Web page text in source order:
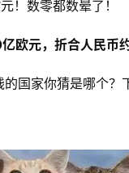
！数零都数晕了！
欧元，折合人民币
的国家你猜是哪个？